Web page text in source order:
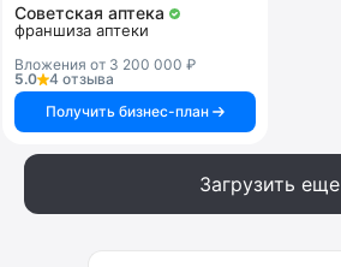
Советская аптека
франшиза аптеки
Вложения от 3 200 000 ₽
5.0
4 отзыва
Получить бизнес-план
Загрузить еще